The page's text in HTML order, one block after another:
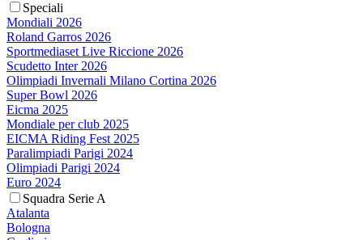
Speciali
Mondiali 2026
Roland Garros 2026
Sportmediaset Live Riccione 2026
Scudetto Inter 2026
Olimpiadi Invernali Milano Cortina 2026
Super Bowl 2026
Eicma 2025
Mondiale per club 2025
EICMA Riding Fest 2025
Paralimpiadi Parigi 2024
Olimpiadi Parigi 2024
Euro 2024
Squadra Serie A
Atalanta
Bologna